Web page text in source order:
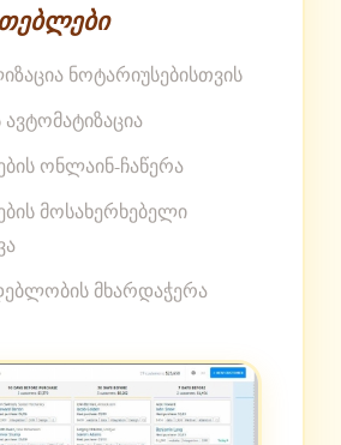
ნოტარიუსებისთვის
ავტომატიზაცია
ონლაინ-ჩაწერა
მოსახერხებელი
მხარდაჭერა